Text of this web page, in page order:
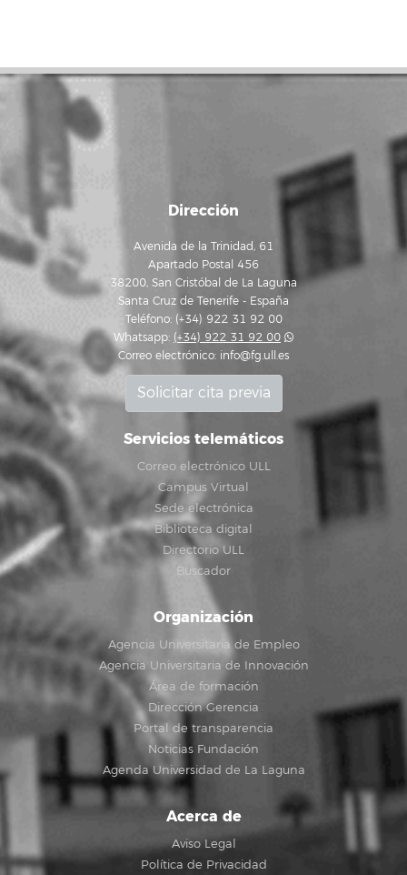
Dirección
Avenida de la Trinidad, 61
Apartado Postal 456
38200, San Cristóbal de La Laguna
Santa Cruz de Tenerife - España
Teléfono: (+34) 922 31 92 00
Whatsapp: (+34) 922 31 92 00
Correo electrónico: info@fg.ull.es
Solicitar cita previa
Servicios telemáticos
Correo electrónico ULL
Campus Virtual
Sede electrónica
Biblioteca digital
Directorio ULL
Buscador
Organización
Agencia Universitaria de Empleo
Agencia Universitaria de Innovación
Área de formación
Dirección Gerencia
Portal de transparencia
Noticias Fundación
Agenda Universidad de La Laguna
Acerca de
Aviso Legal
Política de Privacidad